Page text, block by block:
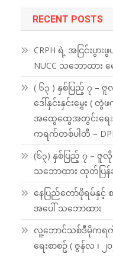
RECENT POSTS
CRPH ရဲ့ အငြင်းပွား
NUCC သဘောထား မေ
( ၆၃ ) နှစ်ပြည့် ၇
ဒေါ်နှင်းနှင်းမွှေး ( တွဲ
အထွေထွေအတွင်းရေး
ကရက်တစ်ပါတီ –
(၆၃) နှစ်ပြည့် ၇ –
သဘောထား ထုတ်ပြန်
နေပြည်တော်ဖိုရမ်နှင့်
အပေါ် သဘောထား
လူ့ဘောင်သစ်ဒီမိုကရ
ရေးစာစဥ် ( ဇွန်လ ၊ ၂